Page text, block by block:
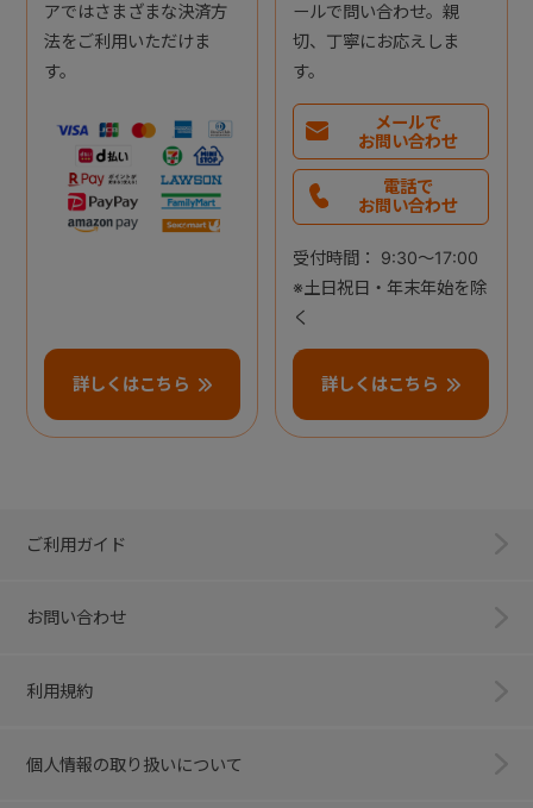
アではさまざまな決済方
法をご利用いただけま
す。
詳しくはこちら
ールで問い合わせ。親
切、丁寧にお応えしま
す。
メールで
お問い合わせ
電話で
お問い合わせ
受付時間： 9:30～17:00
※土日祝日・年末年始を除
く
詳しくはこちら
ご利用ガイド
お問い合わせ
利用規約
個人情報の取り扱いについて